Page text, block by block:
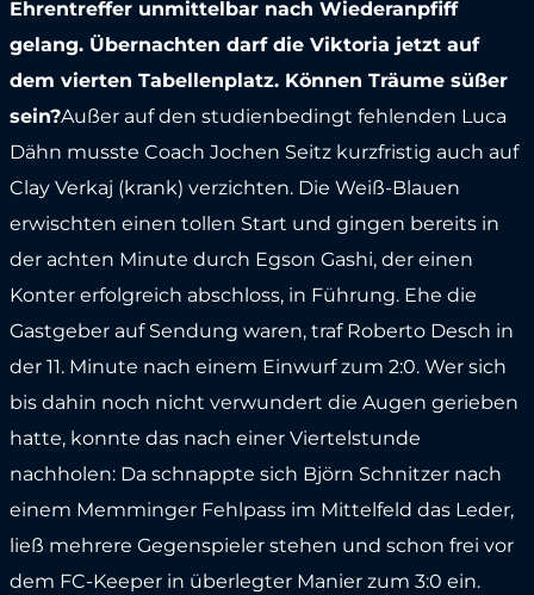
Ehrentreffer unmittelbar nach Wiederanpfiff
gelang. Übernachten darf die Viktoria jetzt auf
dem vierten Tabellenplatz. Können Träume süßer
sein?Außer auf den studienbedingt fehlenden Luca
Dähn musste Coach Jochen Seitz kurzfristig auch auf
Clay Verkaj (krank) verzichten. Die Weiß-Blauen
erwischten einen tollen Start und gingen bereits in
der achten Minute durch Egson Gashi, der einen
Konter erfolgreich abschloss, in Führung. Ehe die
Gastgeber auf Sendung waren, traf Roberto Desch in
der 11. Minute nach einem Einwurf zum 2:0. Wer sich
bis dahin noch nicht verwundert die Augen gerieben
hatte, konnte das nach einer Viertelstunde
nachholen: Da schnappte sich Björn Schnitzer nach
einem Memminger Fehlpass im Mittelfeld das Leder,
ließ mehrere Gegenspieler stehen und schon frei vor
dem FC-Keeper in überlegter Manier zum 3:0 ein.